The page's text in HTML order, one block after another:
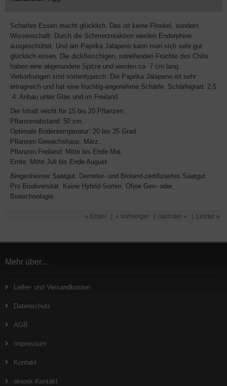
Scharfes Essen macht glücklich. Das ist keine Floskel, sondern
Wissenschaft: Durch die Schmerzreaktion werden Endorphine
ausgeschüttet. Und am Paprika Jalapeno kann man sich sehr gut
glücklich essen. Die dickfleischigen, rotreifenden Früchte des Chilis
haben eine abgerundete Spitze und werden ca. 7 cm lang.
Verkorkungen sind sortentypisch. Die Paprika Jalapeno ist sehr
ertragreich und hat eine fruchtig-angenehme Schärfe. Schärfegrad: 2,5
 4. Anbau unter Glas und im Freiland.
Der Inhalt reicht für 15 bis 20 Pflanzen.
Pflanzenabstand: 50 cm.
Optimale Bodentemperatur: 20 bis 25 Grad.
Pflanzen Gewächshaus: März.
Pflanzen Freiland: Mitte bis Ende Mai.
Ernte: Mitte Juli bis Ende August.
Bingenheimer Saatgut. Demeter- und Bioland-zertifiziertes Saatgut.
Pro Biodiversität: Keine Hybrid-Sorten. Ohne Gen- oder
Biotechnologie.
« Erster « vorheriger nächster » Letzter »
Mehr über...
Liefer- und Versandkosten
Datenschutz
AGB
Impressum
Kontakt
ekiosk Kontakt